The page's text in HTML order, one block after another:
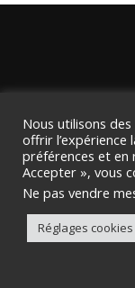
Copyright ©
Nous utilisons
offrir l’expérience
préférences et en
Accepter », vous
Ne pas vendre
Réglages cookies